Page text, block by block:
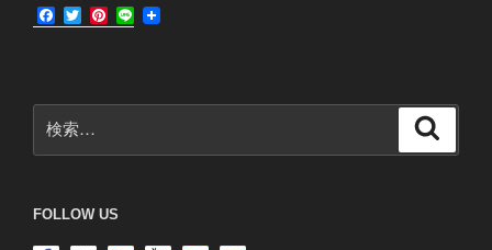
F
a
o
o
k
T
w
e
P
i
r
t
L
索:
FOLLOW US